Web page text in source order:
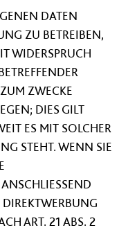
DATEN
ZU BETREIBEN,
WIDERSPRUCH
ZWECKE
DIES GILT
ES MIT SOLCHER
STEHT. WENN SIE
ART. 21 ABS. 2